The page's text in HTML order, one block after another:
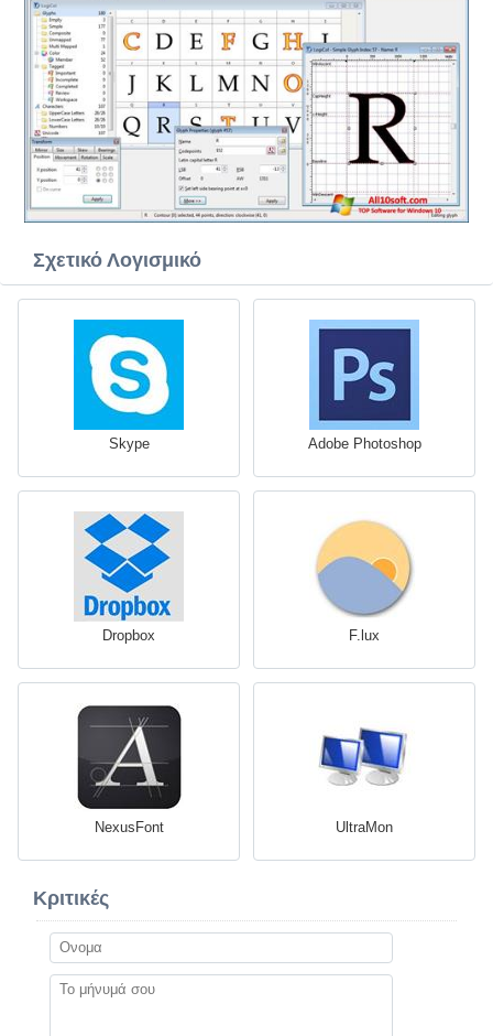
Σχετικό Λογισμικό
Skype Adobe Photoshop
Dropbox F.lux
NexusFont UltraMon
Κριτικές